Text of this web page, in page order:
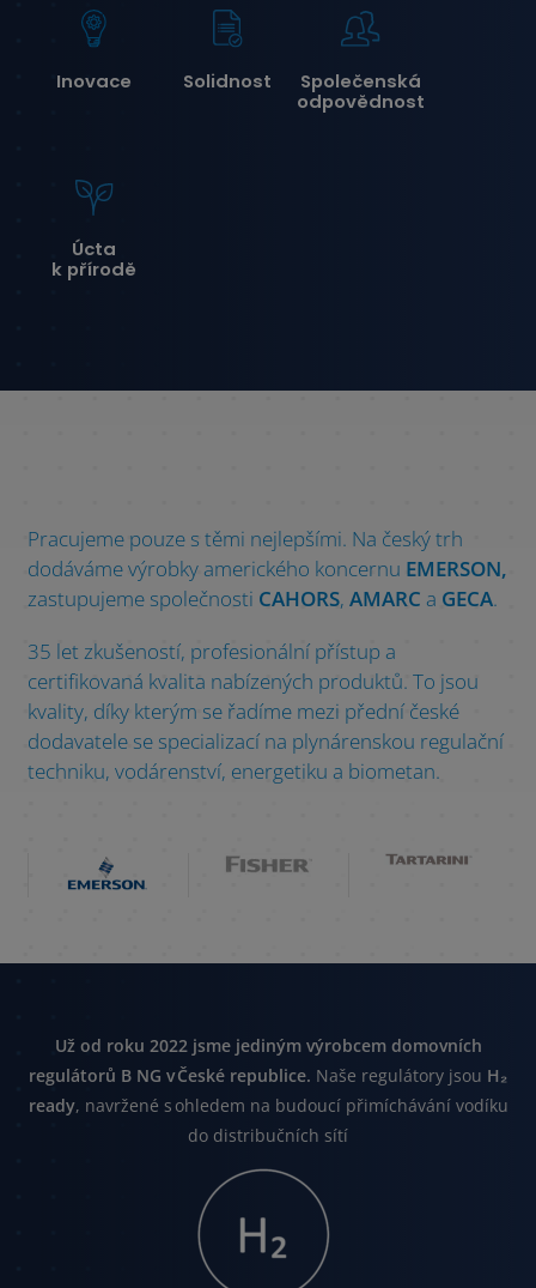
Inovace Solidnost
Společenská
odpovědnost
Úcta
k přírodě
Pracujeme pouze s těmi nejlepšími. Na český trh
dodáváme výrobky amerického koncernu EMERSON,
zastupujeme společnosti CAHORS,AMARC a GECA.
35 let zkušeností, profesionální přístup a
certifikovaná kvalita nabízených produktů. To jsou
kvality, díky kterým se řadíme mezi přední české
dodavatele se specializací na plynárenskou regulační
techniku, vodárenství, energetiku a biometan.
Už od roku 2022 jsme jediným výrobcem domovních
regulátorů B NG v České republice. Naše regulátory jsou H₂
ready, navržené s ohledem na budoucí přimíchávání vodíku
do distribučních sítí